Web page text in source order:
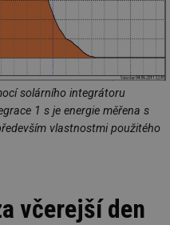
solárního integrátoru
1 s je energie měřena s
vlastnostmi použitého
včerejší den